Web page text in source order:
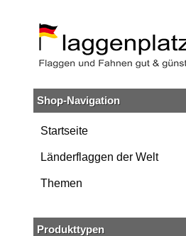
Hauptinhalt
springen
Suche
Zur
Navigation
springen
Shop-Navigation
Startseite
Länderflaggen der Welt
Themen
Produkttypen